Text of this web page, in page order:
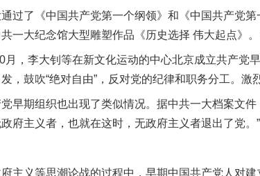
了《中国共产党第一个纲领》和《中国共产党第
一大纪念馆大型雕塑作品《历史选择 伟大起点》
李大钊等在新文化运动的中心北京成立共产党
，鼓吹“绝对自由”，反对党的纪律和职务分工。激
期组织也出现了类似情况。据中共一大档案文件
府主义者，也就在这时，无政府主义者退出了党。”
义等思潮论战的过程中，早期中国共产党人对建